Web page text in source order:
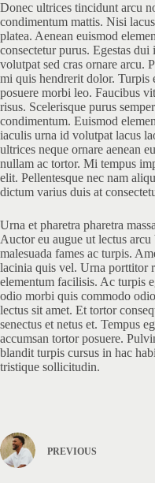
Donec ultrices tincidunt arcu
condimentum mattis. Nisi
platea. Aenean euismod
consectetur purus. Egestas
volutpat sed cras ornare arcu.
mi quis hendrerit dolor. Turpis
posuere morbi leo. Faucibus
risus. Scelerisque purus
condimentum. Euismod
iaculis urna id volutpat lacus
ultrices neque ornare aenean
nullam ac tortor. Mi tempus
elit. Pellentesque nec nam
dictum varius duis at
Urna et pharetra pharetra
Auctor eu augue ut lectus
malesuada fames ac turpis.
lacinia quis vel. Urna porttitor
elementum facilisis. Ac turpis
odio morbi quis commodo
lectus sit amet. Et tortor
senectus et netus et. Tempus
accumsan tortor posuere.
blandit turpis cursus in hac
tristique sollicitudin.
PREVIOUS